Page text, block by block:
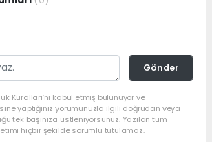
Gönder
Kuralları’nı kabul etmiş bulunuyor ve
yaptığınız yorumunuzla ilgili doğrudan veya
tek başınıza üstleniyorsunuz. Yazılan tüm
hiçbir şekilde sorumlu tutulamaz.